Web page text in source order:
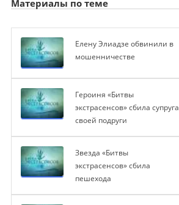
Материалы по теме
Елену Элиадзе обвинили в
мошенничестве
Героиня «Битвы
экстрасенсов» сбила супруга
своей подруги
Звезда «Битвы
экстрасенсов» сбила
пешехода